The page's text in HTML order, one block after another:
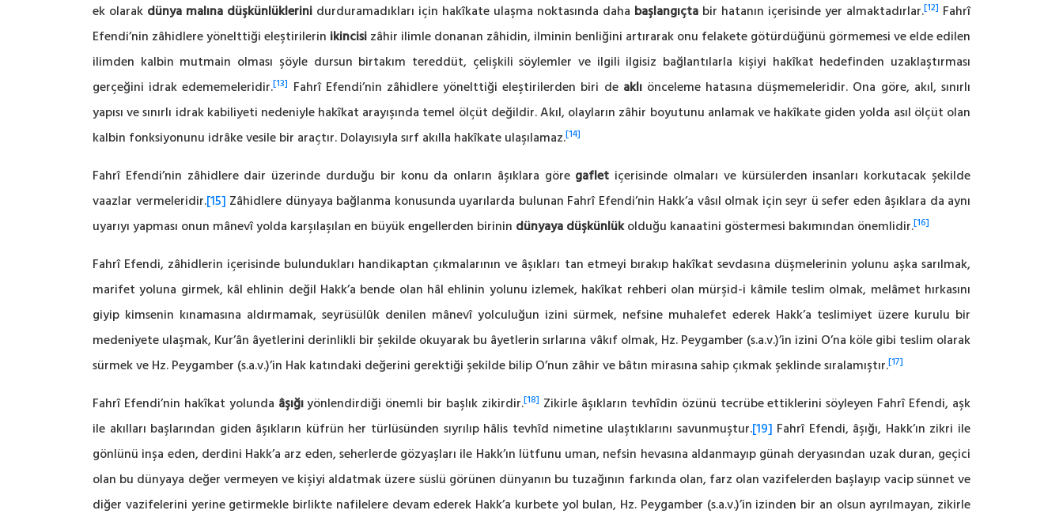
ek olarak dünya malına düşkünlüklerini durduramadıkları için hakîkate ulaşma noktasında daha başlangıçta bir hatanın içerisinde yer almaktadırlar.[12] Fahrî
Efendi’nin zâhidlere yönelttiği eleştirilerin ikincisi zâhir ilimle donanan zâhidin, ilminin benliğini artırarak onu felakete götürdüğünü görmemesi ve elde edilen
ilimden kalbin mutmain olması şöyle dursun birtakım tereddüt, çelişkili söylemler ve ilgili ilgisiz bağlantılarla kişiyi hakîkat hedefinden uzaklaştırması
gerçeğini idrak edememeleridir.[13] Fahrî Efendi’nin zâhidlere yönelttiği eleştirilerden biri de aklıönceleme hatasına düşmemeleridir. Ona göre, akıl, sınırlı
yapısı ve sınırlı idrak kabiliyeti nedeniyle hakîkat arayışında temel ölçüt değildir. Akıl, olayların zâhir boyutunu anlamak ve hakîkate giden yolda asıl ölçüt olan
kalbin fonksiyonunu idrâke vesile bir araçtır. Dolayısıyla sırf akılla hakîkate ulaşılamaz.[14]
Fahrî Efendi’nin zâhidlere dair üzerinde durduğu bir konu da onların âşıklara göre gaflet içerisinde olmaları ve kürsülerden insanları korkutacak şekilde
vaazlar vermeleridir.[15] Zâhidlere dünyaya bağlanma konusunda uyarılarda bulunan Fahrî Efendi’nin Hakk’a vâsıl olmak için seyr ü sefer eden âşıklara da aynı
uyarıyı yapması onun mânevî yolda karşılaşılan en büyük engellerden birinin dünyaya düşkünlükolduğu kanaatini göstermesi bakımından önemlidir.[16]
Fahrî Efendi, zâhidlerin içerisinde bulundukları handikaptan çıkmalarının ve âşıkları tan etmeyi bırakıp hakîkat sevdasına düşmelerinin yolunu aşka sarılmak,
marifet yoluna girmek, kâl ehlinin değil Hakk’a bende olan hâl ehlinin yolunu izlemek, hakîkat rehberi olan mürşid-i kâmile teslim olmak, melâmet hırkasını
giyip kimsenin kınamasına aldırmamak, seyrüsülûk denilen mânevî yolculuğun izini sürmek, nefsine muhalefet ederek Hakk’a teslimiyet üzere kurulu bir
medeniyete ulaşmak, Kur’ân âyetlerini derinlikli bir şekilde okuyarak bu âyetlerin sırlarına vâkıf olmak, Hz. Peygamber (s.a.v.)’in izini O’na köle gibi teslim olarak
sürmek ve Hz. Peygamber (s.a.v.)’in Hak katındaki değerini gerektiği şekilde bilip O’nun zâhir ve bâtın mirasına sahip çıkmak şeklinde sıralamıştır.[17]
Fahrî Efendi’nin hakîkat yolunda âşığıyönlendirdiği önemli bir başlık zikirdir.[18] Zikirle âşıkların tevhîdin özünü tecrübe ettiklerini söyleyen Fahrî Efendi, aşk
ile akılları başlarından giden âşıkların küfrün her türlüsünden sıyrılıp hâlis tevhîd nimetine ulaştıklarını savunmuştur.[19] Fahrî Efendi, âşığı, Hakk’ın zikri ile
gönlünü inşa eden, derdini Hakk’a arz eden, seherlerde gözyaşları ile Hakk’ın lütfunu uman, nefsin hevasına aldanmayıp günah deryasından uzak duran, geçici
olan bu dünyaya değer vermeyen ve kişiyi aldatmak üzere süslü görünen dünyanın bu tuzağının farkında olan, farz olan vazifelerden başlayıp vacip sünnet ve
diğer vazifelerini yerine getirmekle birlikte nafilelere devam ederek Hakk’a kurbete yol bulan, Hz. Peygamber (s.a.v.)’in izinden bir an olsun ayrılmayan, zikirle